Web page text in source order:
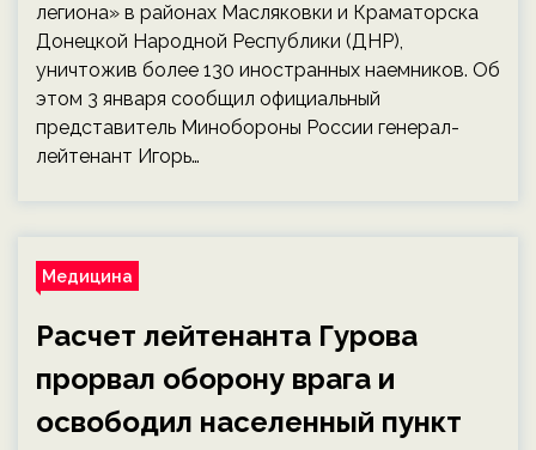
легиона» в районах Масляковки и Краматорска
Донецкой Народной Республики (ДНР),
уничтожив более 130 иностранных наемников. Об
этом 3 января сообщил официальный
представитель Минобороны России генерал-
лейтенант Игорь…
Медицина
Расчет лейтенанта Гурова
прорвал оборону врага и
освободил населенный пункт